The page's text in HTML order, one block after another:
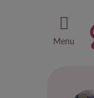
Menu